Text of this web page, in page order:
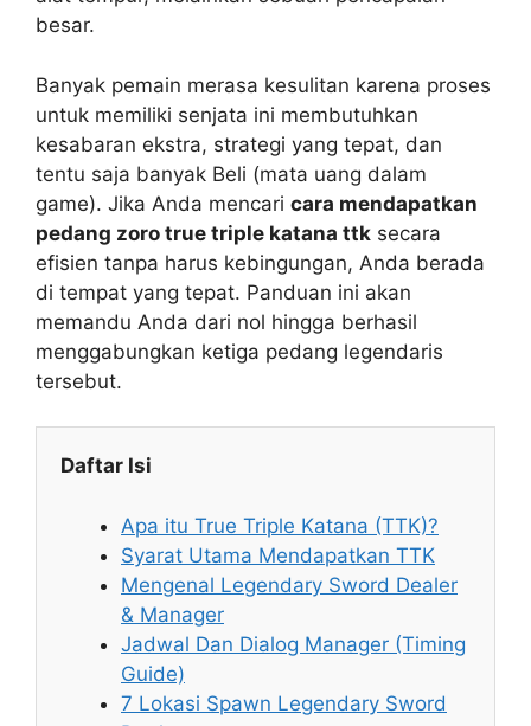
besar.
Banyak pemain merasa kesulitan karena proses
untuk memiliki senjata ini membutuhkan
kesabaran ekstra, strategi yang tepat, dan
tentu saja banyak Beli (mata uang dalam
game). Jika Anda mencari cara mendapatkan
pedang zoro true triple katana ttk secara
efisien tanpa harus kebingungan, Anda berada
di tempat yang tepat. Panduan ini akan
memandu Anda dari nol hingga berhasil
menggabungkan ketiga pedang legendaris
tersebut.
Daftar Isi
Apa itu True Triple Katana (TTK)?
Syarat Utama Mendapatkan TTK
Mengenal Legendary Sword Dealer
& Manager
Jadwal Dan Dialog Manager (Timing
Guide)
7 Lokasi Spawn Legendary Sword